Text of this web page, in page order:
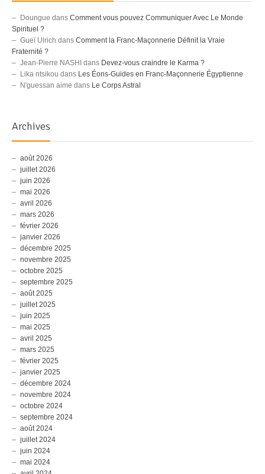
Doungue dans Comment vous pouvez Communiquer Avec Le Monde
Spirituel ?
Gueï Ulrich dans Comment la Franc-Maçonnerie Définit la Vraie
Fraternité ?
Jean-Pierre NASHI dans Devez-vous craindre le Karma ?
Lika ntsikou dans Les Éons-Guides en Franc-Maçonnerie Égyptienne
N'guessan aime dans Le Corps Astral
Archives
août 2026
juillet 2026
juin 2026
mai 2026
avril 2026
mars 2026
février 2026
janvier 2026
décembre 2025
novembre 2025
octobre 2025
septembre 2025
août 2025
juillet 2025
juin 2025
mai 2025
avril 2025
mars 2025
février 2025
janvier 2025
décembre 2024
novembre 2024
octobre 2024
septembre 2024
août 2024
juillet 2024
juin 2024
mai 2024